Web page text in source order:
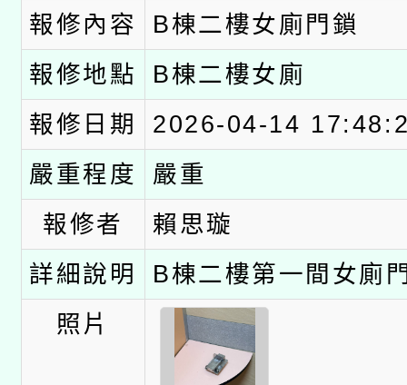
礎課程
A3數位素養講師名單
「數位內容與教學軟體
pilot」
有關大陸委員會函釋公
薪期間赴陸應申請許可
轉知經濟部水利署委託
業技術研究院辦理「
用水績優單位及節水達
動」
115年8月22日(星期六)
桃園市孔廟祈福系列
開 智慧啟航」
2026年桃園地景藝術節
報修內容
B棟二樓女廁門鎖
報修地點
B棟二樓女廁
報修日期
2026-04-14
嚴重程度
嚴重
報修者
賴思璇
詳細說明
B棟二樓第一間女廁
照片